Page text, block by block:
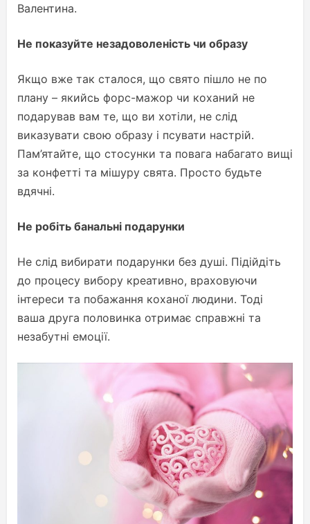
Валентина.
Не показуйте незадоволеність чи образу
Якщо вже так сталося, що свято пішло не по
плану – якийсь форс-мажор чи коханий не
подарував вам те, що ви хотіли, не слід
виказувати свою образу і псувати настрій.
Пам’ятайте, що стосунки та повага набагато вищі
за конфетті та мішуру свята. Просто будьте
вдячні.
Не робіть банальні подарунки
Не слід вибирати подарунки без душі. Підійдіть
до процесу вибору креативно, враховуючи
інтереси та побажання коханої людини. Тоді
ваша друга половинка отримає справжні та
незабутні емоції.